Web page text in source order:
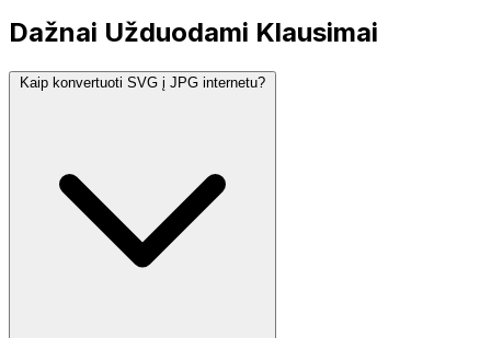
Dažnai Užduodami Klausimai
Kaip konvertuoti SVG į JPG internetu?